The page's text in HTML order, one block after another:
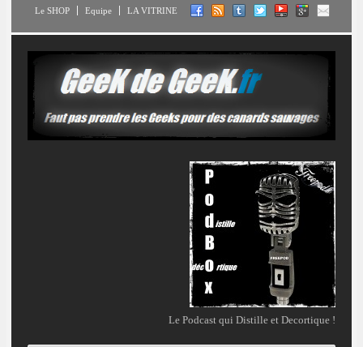
Le SHOP Equipe LA VITRINE
Le Podcast qui Distille et Decortique !